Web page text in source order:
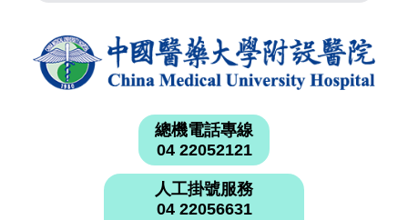
總機電話專線
04 22052121
人工掛號服務
04 22056631